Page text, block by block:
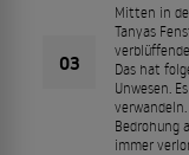
03
Mitten in
Tanyas
Das hat
Unwesen.
Bedrohung
immer